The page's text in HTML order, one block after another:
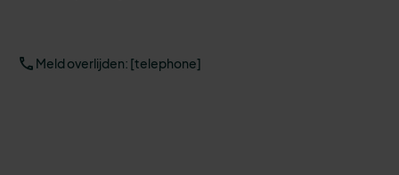
Meld overlijden: [telephone]